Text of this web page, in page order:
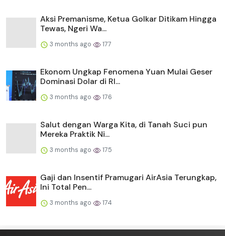
Aksi Premanisme, Ketua Golkar Ditikam Hingga
Tewas, Ngeri Wa...
3 months ago 177
Ekonom Ungkap Fenomena Yuan Mulai Geser
Dominasi Dolar di RI...
3 months ago 176
Salut dengan Warga Kita, di Tanah Suci pun
Mereka Praktik Ni...
3 months ago 175
Gaji dan Insentif Pramugari AirAsia Terungkap,
Ini Total Pen...
3 months ago 174